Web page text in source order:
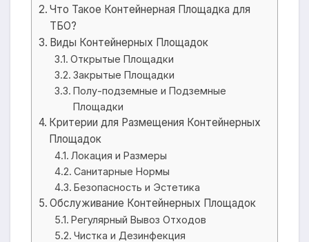
Что Такое Контейнерная Площадка для
ТБО?
Виды Контейнерных Площадок
Открытые Площадки
Закрытые Площадки
Полу-подземные и Подземные
Площадки
Критерии для Размещения Контейнерных
Площадок
Локация и Размеры
Санитарные Нормы
Безопасность и Эстетика
Обслуживание Контейнерных Площадок
Регулярный Вывоз Отходов
Чистка и Дезинфекция